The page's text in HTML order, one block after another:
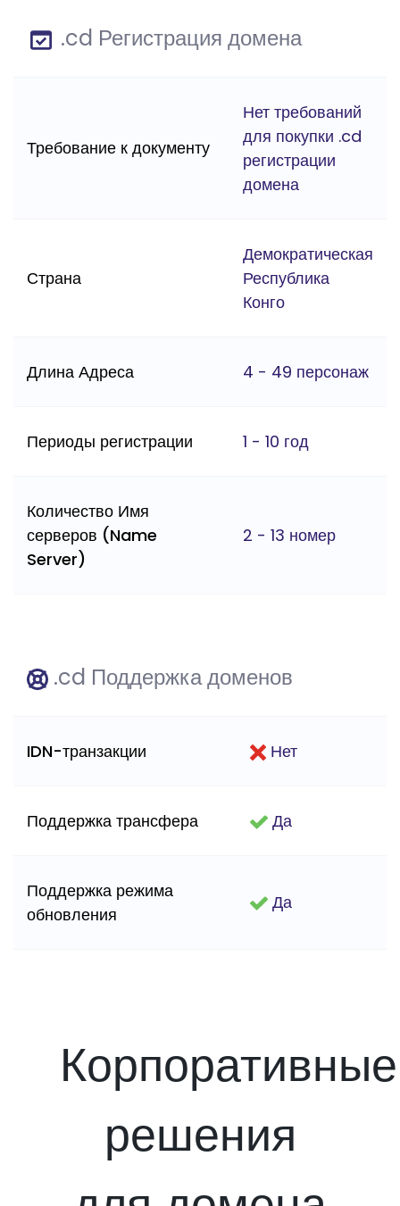
.cd Регистрация домена
Требование к документу
Нет требований
для покупки .cd
регистрации
домена
Страна
Демократическая
Республика
Конго
Длина Адреса 4 - 49 персонаж
Периоды регистрации 1 - 10 год
Количество Имя
серверов (Name
Server)
2 - 13 номер
.cd Поддержка доменов
IDN-транзакции Нет
Поддержка трансфера Да
Поддержка режима
обновления
Да
Корпоративные
решения